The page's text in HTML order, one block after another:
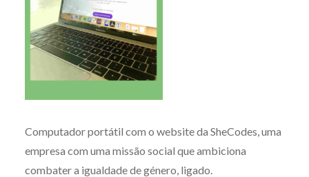
Computador portátil com o website da SheCodes, uma
empresa com uma missão social que ambiciona
combater a igualdade de género, ligado.